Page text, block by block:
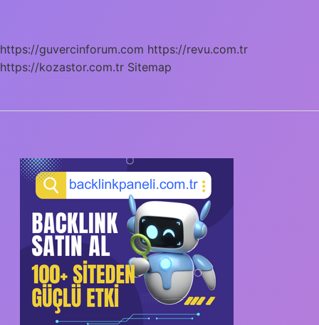
Doktrini
Terk
https://guvercinforum.com https://revu.com.tr
https://kozastor.com.tr Sitemap
SIDEBAR